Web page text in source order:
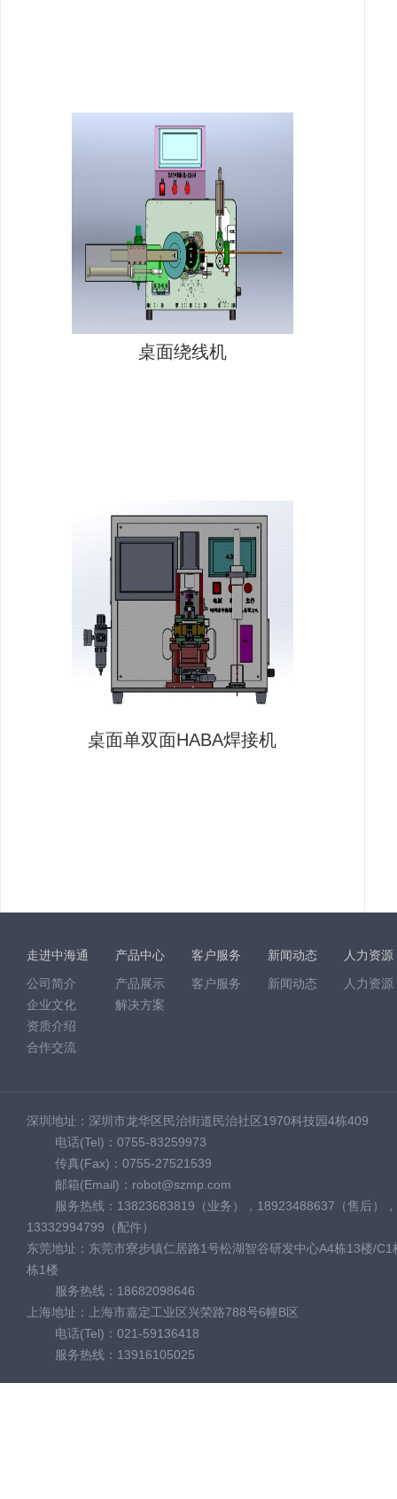
桌面绕线机
桌面单双面HABA焊接机
走进中海通
公司简介
企业文化
资质介绍
合作交流
产品中心
产品展示
解决方案
客户服务
客户服务
新闻动态
新闻动态
人力资源
人力资源
深圳地址：深圳市龙华区民治街道民治社区1970科技园4栋409
电话(Tel)：0755-83259973
传真(Fax)：0755-27521539
邮箱(Email)：robot@szmp.com
服务热线：13823683819（业务），18923488637（售后），
13332994799（配件）
东莞地址：东莞市寮步镇仁居路1号松湖智谷研发中心A4栋13楼/C1
栋1楼
服务热线：18682098646
上海地址：上海市嘉定工业区兴荣路788号6幢B区
电话(Tel)：021-59136418
服务热线：13916105025